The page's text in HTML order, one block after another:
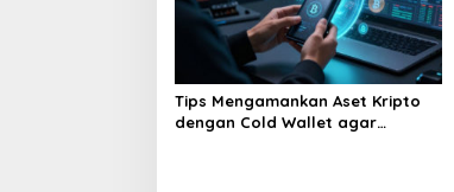
Tips Mengamankan Aset Kripto
dengan Cold Wallet agar